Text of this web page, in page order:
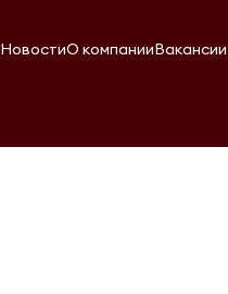
НовостиО компанииВакансии